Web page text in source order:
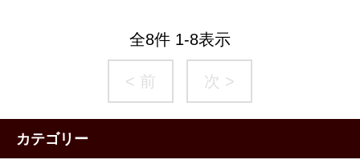
全8件 1-8表示
< 前 次 >
カテゴリー